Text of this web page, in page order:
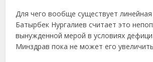
Для чего вообще существует
Батырбек Нургалиев считает это
вынужденной мерой в условиях
Минздрав пока не может его